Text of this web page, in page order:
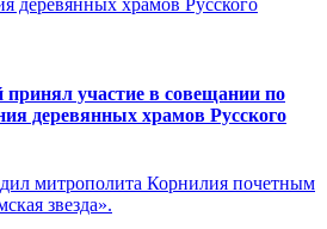
участие в совещании по
деревянных храмов Русского
митрополита Корнилия почетным
звезда».